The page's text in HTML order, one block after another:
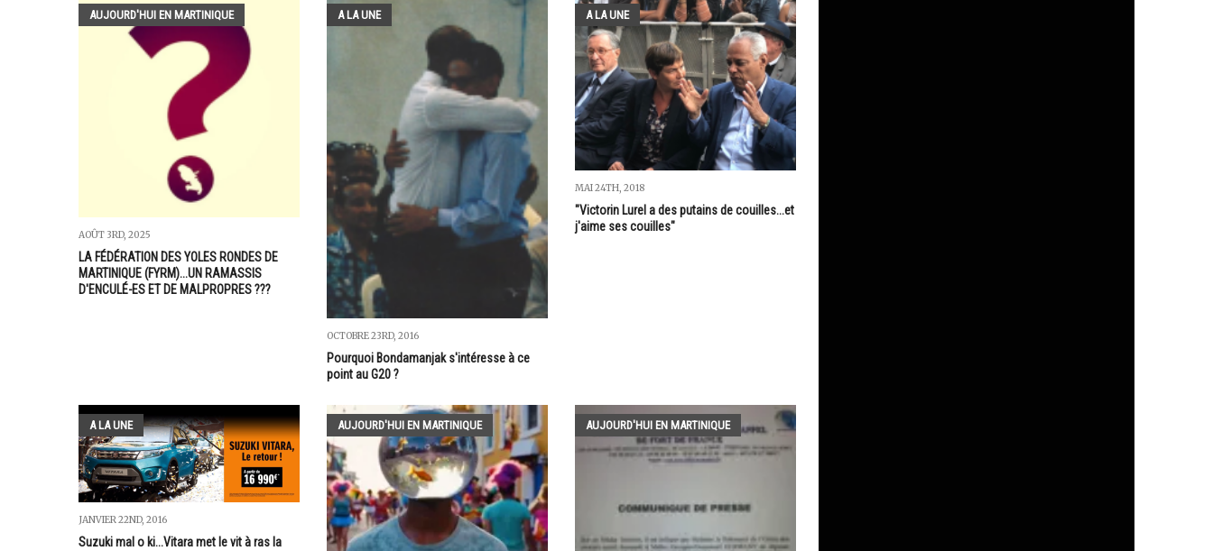
AUJOURD'HUI EN MARTINIQUE
AOÛT 3RD, 2025
LA FÉDÉRATION DES YOLES RONDES DE
MARTINIQUE (FYRM)...UN RAMASSIS
D'ENCULÉ-ES ET DE MALPROPRES ???
A LA UNE
OCTOBRE 23RD, 2016
Pourquoi Bondamanjak s'intéresse à ce
point au G20 ?
A LA UNE
MAI 24TH, 2018
"Victorin Lurel a des putains de couilles...et
j'aime ses couilles"
A LA UNE
JANVIER 22ND, 2016
Suzuki mal o ki...Vitara met le vit à ras la
AUJOURD'HUI EN MARTINIQUE AUJOURD'HUI EN MARTINIQUE